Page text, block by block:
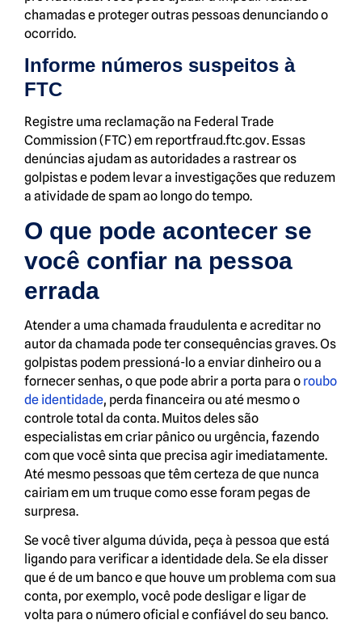
chamadas e proteger outras pessoas denunciando o
ocorrido.
Informe números suspeitos à
FTC
Registre uma reclamação na Federal Trade
Commission (FTC) em reportfraud.ftc.gov. Essas
denúncias ajudam as autoridades a rastrear os
golpistas e podem levar a investigações que reduzem
a atividade de spam ao longo do tempo.
O que pode acontecer se
você confiar na pessoa
errada
Atender a uma chamada fraudulenta e acreditar no
autor da chamada pode ter consequências graves. Os
golpistas podem pressioná-lo a enviar dinheiro ou a
fornecer senhas, o que pode abrir a porta para o roubo
de identidade, perda financeira ou até mesmo o
controle total da conta. Muitos deles são
especialistas em criar pânico ou urgência, fazendo
com que você sinta que precisa agir imediatamente.
Até mesmo pessoas que têm certeza de que nunca
cairiam em um truque como esse foram pegas de
surpresa.
Se você tiver alguma dúvida, peça à pessoa que está
ligando para verificar a identidade dela. Se ela disser
que é de um banco e que houve um problema com sua
conta, por exemplo, você pode desligar e ligar de
volta para o número oficial e confiável do seu banco.